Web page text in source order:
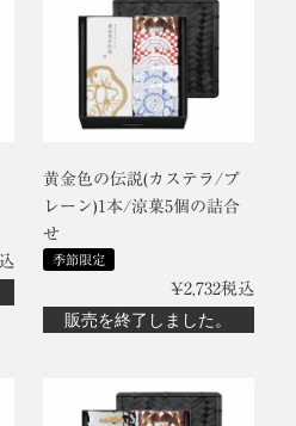
黄金色の伝説(カステラ/プ
レーン)1本/涼菓5個の詰合
せ
季節限定
¥2,732税込
販売を終了しました。